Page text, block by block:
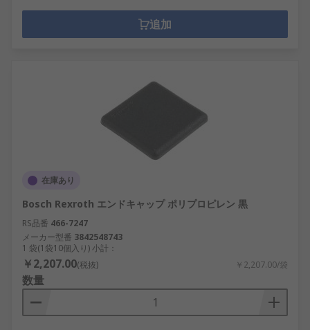
追加
在庫あり
Bosch Rexroth エンドキャップ ポリプロピレン 黒
RS品番 466-7247
メーカー型番 3842548743
1 袋(1袋10個入り) 小計：
￥2,207.00(税抜) ￥2,207.00/袋
数量